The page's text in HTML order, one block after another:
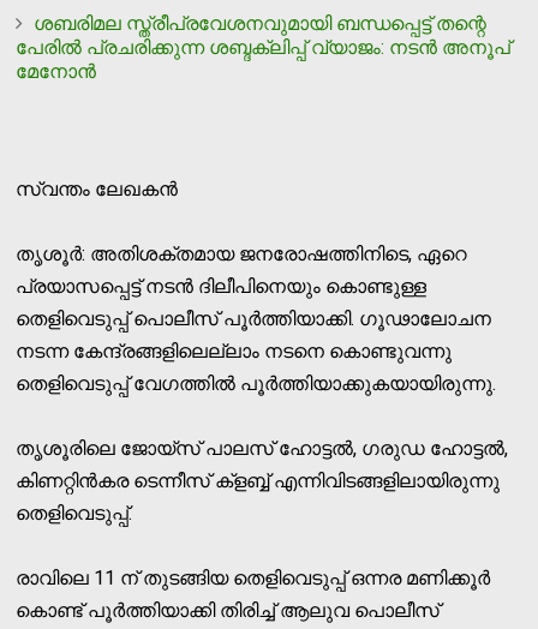
ശബരിമല സ്ത്രീപ്രവേശനവുമായി ബന്ധപ്പെട്ട് തന്റെ
പേരില്‍ പ്രചരിക്കുന്ന ശബ്ദക്ലിപ്പ് വ്യാജം: നടന്‍ അനൂപ്
മേനോന്‍
സ്വന്തം ലേഖകന്‍
തൃശൂര്‍: അതിശക്തമായ ജനരോഷത്തിനിടെ, ഏറെ
പ്രയാസപ്പെട്ട് നടന്‍ ദിലീപിനെയും കൊണ്ടുള്ള
തെളിവെടുപ്പ് പൊലീസ് പൂര്‍ത്തിയാക്കി. ഗൂഢാലോചന
നടന്ന കേന്ദ്രങ്ങളിലെല്ലാം നടനെ കൊണ്ടുവന്നു
തെളിവെടുപ്പ് വേഗത്തില്‍ പൂര്‍ത്തിയാക്കുകയായിരുന്നു.
തൃശൂരിലെ ജോയ്‌സ് പാലസ് ഹോട്ടല്‍, ഗരുഡ ഹോട്ടല്‍,
കിണറ്റിന്‍കര ടെന്നീസ് ക്‌ളബ്ബ് എന്നിവിടങ്ങളിലായിരുന്നു
തെളിവെടുപ്പ്.
രാവിലെ 11 ന് തുടങ്ങിയ തെളിവെടുപ്പ് ഒന്നര മണിക്കൂര്‍
കൊണ്ട് പൂര്‍ത്തിയാക്കി തിരിച്ച് ആലുവ പൊലീസ്